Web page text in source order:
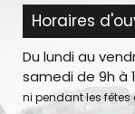
Horaires
Du lundi au
samedi de 9h à
ni pendant les fêtes